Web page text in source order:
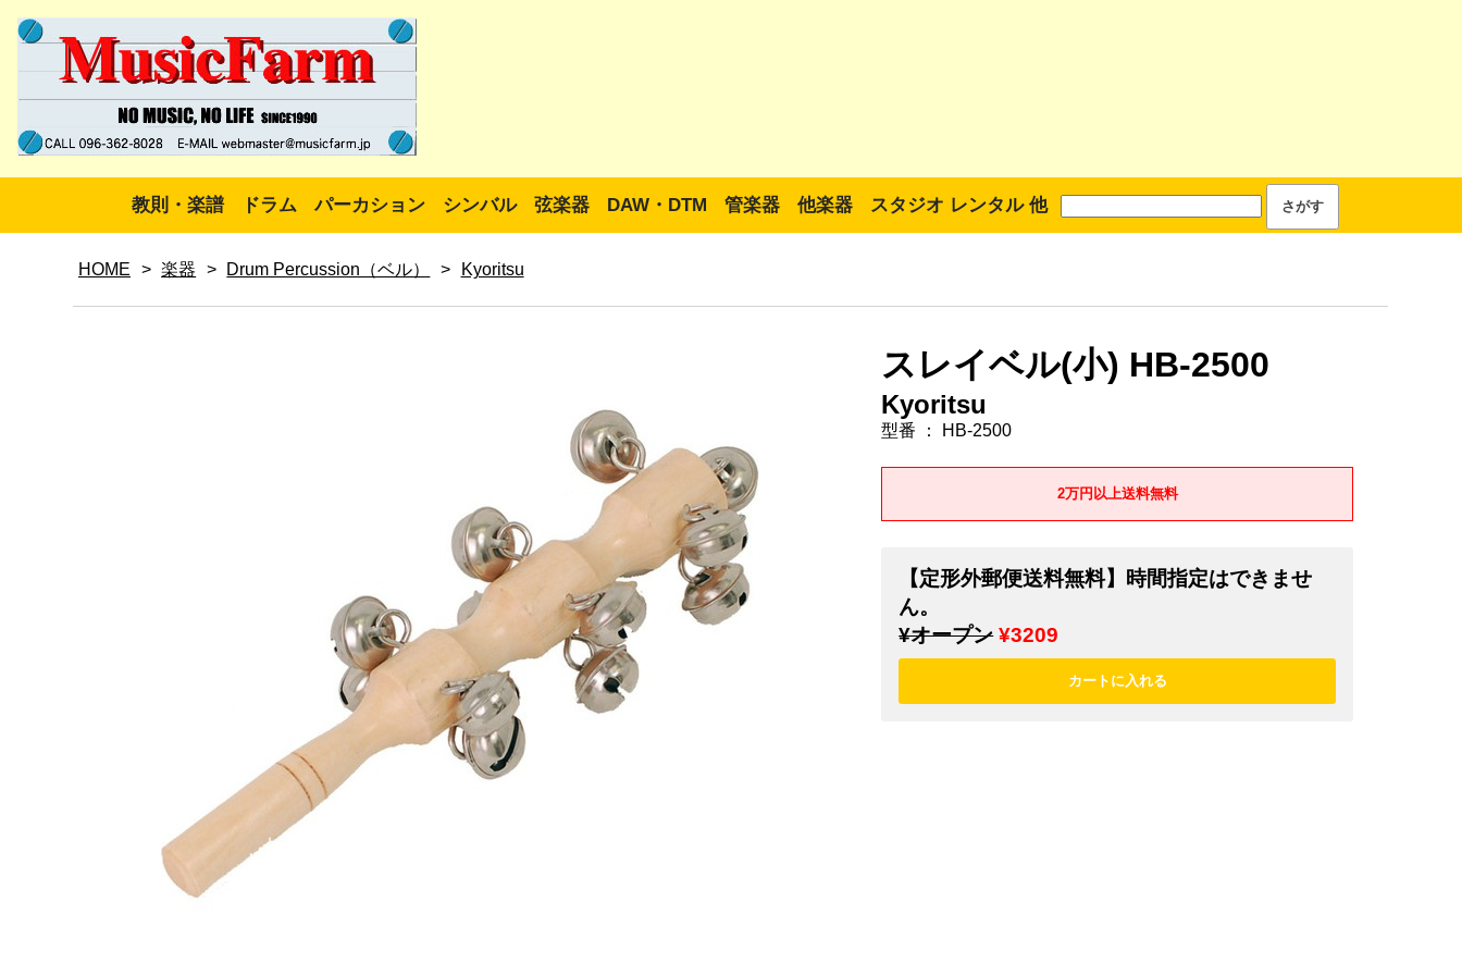
教則・楽譜 ドラム パーカション シンバル 弦楽器 DAW・DTM 管楽器 他楽器 スタジオ レンタル 他
HOME > 楽器 > Drum Percussion（ベル） > Kyoritsu
スレイベル(小) HB-2500
Kyoritsu
型番 ： HB-2500
2万円以上送料無料
【定形外郵便送料無料】時間指定はできませ
ん。
¥オープン ¥3209